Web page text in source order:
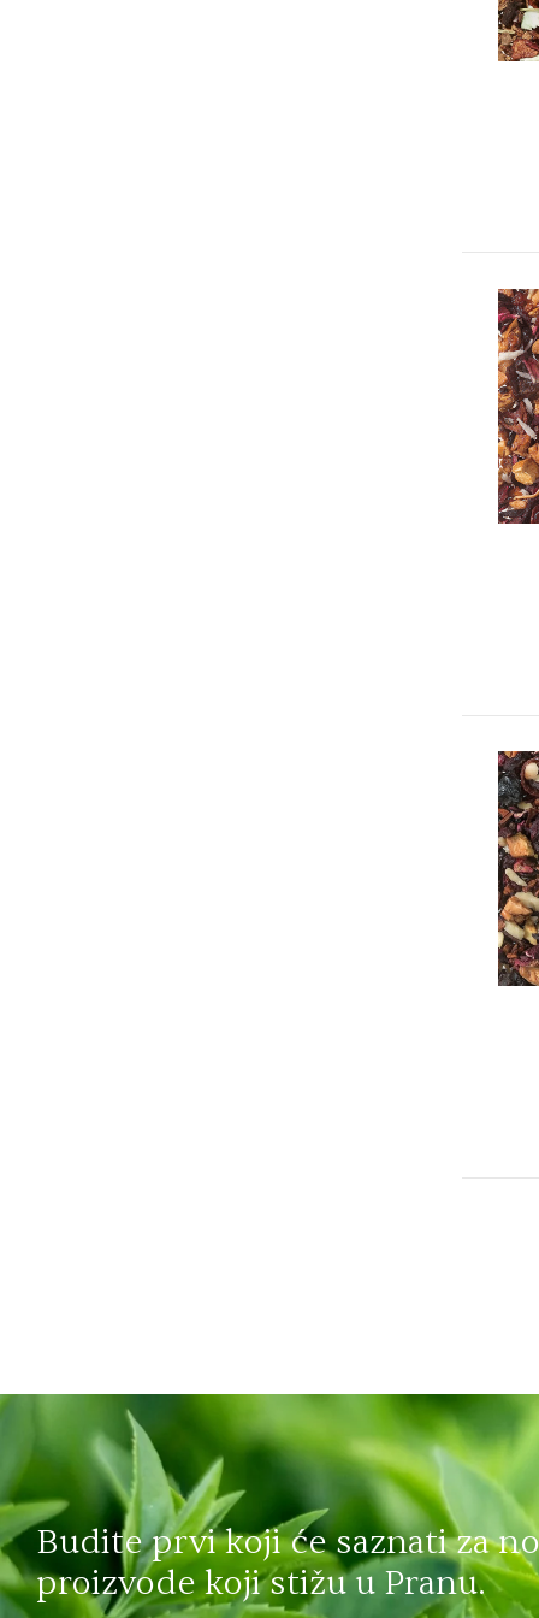
Budite prvi koji će saznati za
proizvode koji stižu u Pranu.